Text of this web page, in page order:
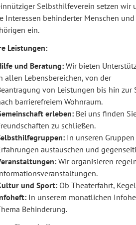
Selbsthilfeverein setzen wir
Interessen behinderter Menschen
ein.
Leistungen:
und Beratung: Wir bieten
allen Lebensbereichen, von der
von Leistungen bis hin zur
barrierefreiem Wohnraum.
erleben: Bei uns finden
zu schließen.
In unseren
austauschen und
Wir organisieren
und Sport: Ob Theaterfahrt,
In unserem monatlichen
Behinderung.